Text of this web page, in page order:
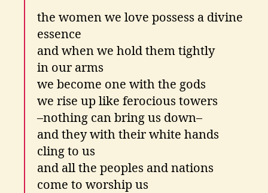
the women we love possess a divine
essence
and when we hold them tightly
in our arms
we become one with the gods
we rise up like ferocious towers
–nothing can bring us down–
and they with their white hands
cling to us
and all the peoples and nations
come to worship us